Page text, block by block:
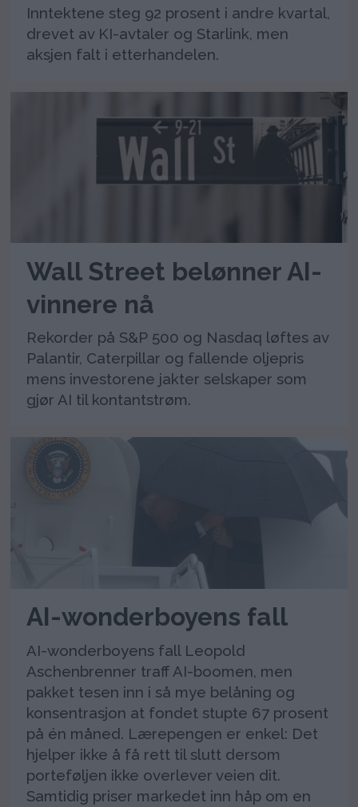
Inntektene steg 92 prosent i andre kvartal,
drevet av KI-avtaler og Starlink, men
aksjen falt i etterhandelen.
Wall Street belønner AI-
vinnere nå
Rekorder på S&P 500 og Nasdaq løftes av
Palantir, Caterpillar og fallende oljepris
mens investorene jakter selskaper som
gjør AI til kontantstrøm.
AI-wonderboyens fall
AI-wonderboyens fall Leopold
Aschenbrenner traff AI-boomen, men
pakket tesen inn i så mye belåning og
konsentrasjon at fondet stupte 67 prosent
på én måned. Lærepengen er enkel: Det
hjelper ikke å få rett til slutt dersom
porteføljen ikke overlever veien dit.
Samtidig priser markedet inn håp om en